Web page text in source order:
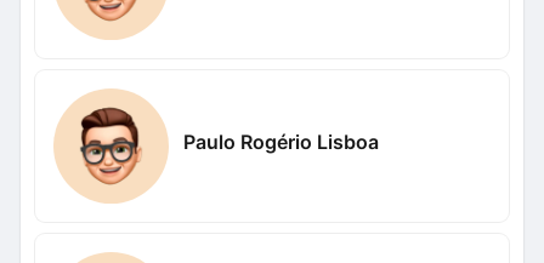
Paulo Rogério Lisboa